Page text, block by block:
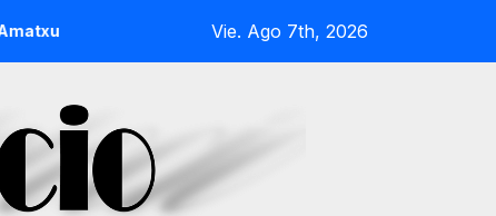
de Begoña recorrerá la ría el 14 de agosto con siete
Vie. Ago 7th, 2026